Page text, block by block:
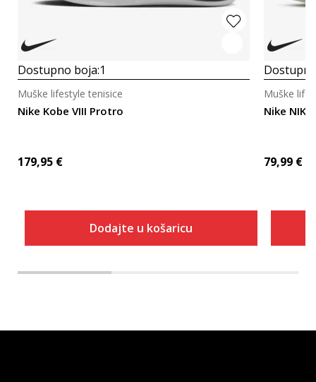
Dostupno boja:1
Nike Kobe VIII Protro
Muške lifestyle tenisice
179,95 €
Dodajte u košaricu
Nike NIKE
Muške
79,99 €